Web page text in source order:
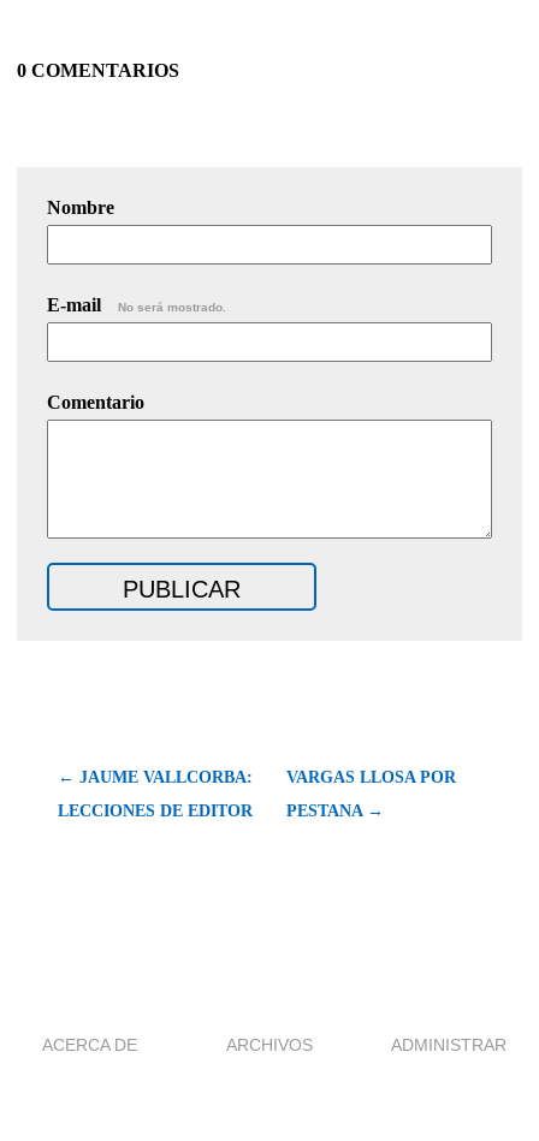
0 COMENTARIOS
Nombre
E-mail No será mostrado.
Comentario
← JAUME VALLCORBA:
LECCIONES DE EDITOR
VARGAS LLOSA POR
PESTANA →
ACERCA DE ARCHIVOS ADMINISTRAR